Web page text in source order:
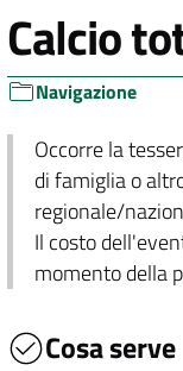
Calcio
Navigazione
Occorre la
di famiglia o
regionale/
Il costo
momento della
Cosa serve